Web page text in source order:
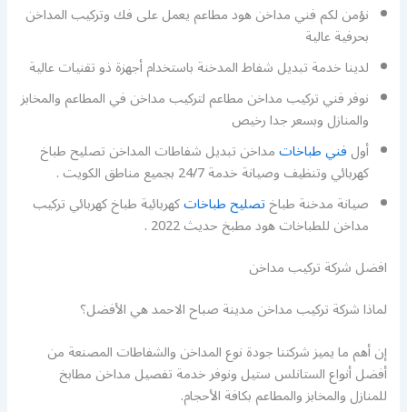
نؤمن لكم فني مداخن هود مطاعم يعمل على فك وتركيب المداخن
بحرفية عالية
لدينا خدمة تبديل شفاط المدخنة باستخدام أجهزة ذو تقنيات عالية
نوفر فني تركيب مداخن مطاعم لتركيب مداخن في المطاعم والمخابز
والمنازل وبسعر جدا رخيص
أولفني طباخاتمداخن تبديل شفاطات المداخن تصليح طباخ
كهربائي وتنظيف وصيانة خدمة 24/7 بجميع مناطق الكويت .
صيانة مدخنة طباختصليح طباخاتكهربائية طباخ كهربائي تركيب
مداخن للطباخات هود مطبخ حديث 2022 .
افضل شركة تركيب مداخن
لماذا شركة تركيب مداخن مدينة صباح الاحمد هي الأفضل؟
إن أهم ما يميز شركتنا جودة نوع المداخن والشفاطات المصنعة من
أفضل أنواع الستانلس ستيل ونوفر خدمة تفصيل مداخن مطابخ
للمنازل والمخابز والمطاعم بكافة الأحجام.